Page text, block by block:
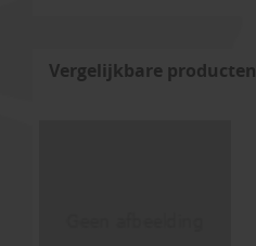
Vergelijkbare producten